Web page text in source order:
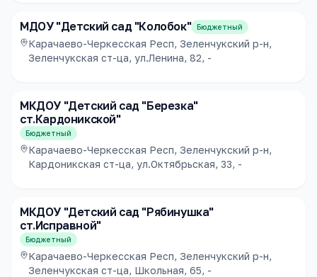
МДОУ "Детский сад "Колобок" Бюджетный
Карачаево-Черкесская Респ, Зеленчукский р-н,
Зеленчукская ст-ца, ул.Ленина, 82, -
МКДОУ "Детский сад "Березка"
ст.Кардоникской"
Бюджетный
Карачаево-Черкесская Респ, Зеленчукский р-н,
Кардоникская ст-ца, ул.Октябрьская, 33, -
МКДОУ "Детский сад "Рябинушка"
ст.Исправной"
Бюджетный
Карачаево-Черкесская Респ, Зеленчукский р-н,
Зеленчукская ст-ца, Школьная, 65, -